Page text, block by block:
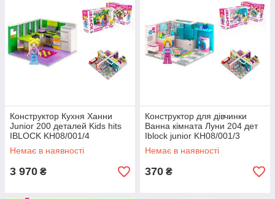
​Конструктор Кухня Ханни
Junior 200 деталей Kids hits
IBLOCK KH08/001/4
Немає в наявності
3 970 ₴
Конструктор для дівчинки
Ванна кімната Луни 204 дет
Iblock junior KH08/001/3
Немає в наявності
370 ₴